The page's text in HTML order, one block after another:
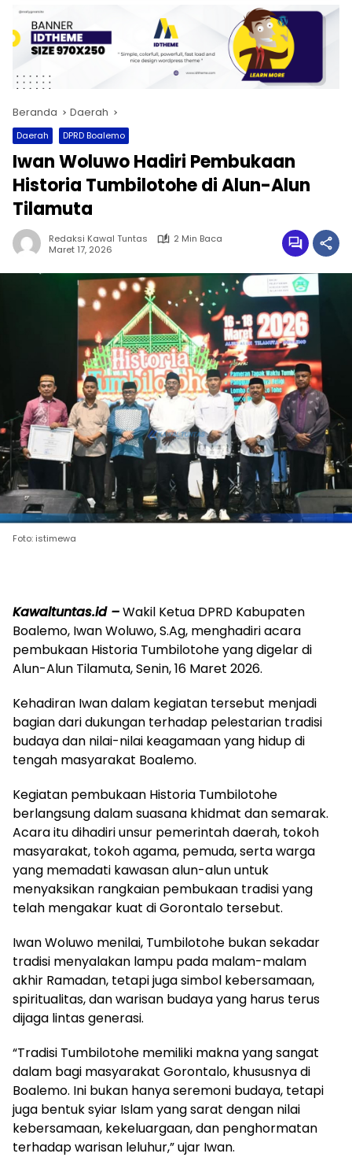
Beranda Daerah
Daerah DPRD Boalemo
Iwan Woluwo Hadiri Pembukaan
Historia Tumbilotohe di Alun-Alun
Tilamuta
Redaksi Kawal Tuntas
2 Min Baca
Maret 17, 2026
Foto: istimewa
Kawaltuntas.id –Wakil Ketua DPRD Kabupaten
Boalemo, Iwan Woluwo, S.Ag, menghadiri acara
pembukaan Historia Tumbilotohe yang digelar di
Alun-Alun Tilamuta, Senin, 16 Maret 2026.
Kehadiran Iwan dalam kegiatan tersebut menjadi
bagian dari dukungan terhadap pelestarian tradisi
budaya dan nilai-nilai keagamaan yang hidup di
tengah masyarakat Boalemo.
Kegiatan pembukaan Historia Tumbilotohe
berlangsung dalam suasana khidmat dan semarak.
Acara itu dihadiri unsur pemerintah daerah, tokoh
masyarakat, tokoh agama, pemuda, serta warga
yang memadati kawasan alun-alun untuk
menyaksikan rangkaian pembukaan tradisi yang
telah mengakar kuat di Gorontalo tersebut.
Iwan Woluwo menilai, Tumbilotohe bukan sekadar
tradisi menyalakan lampu pada malam-malam
akhir Ramadan, tetapi juga simbol kebersamaan,
spiritualitas, dan warisan budaya yang harus terus
dijaga lintas generasi.
“Tradisi Tumbilotohe memiliki makna yang sangat
dalam bagi masyarakat Gorontalo, khususnya di
Boalemo. Ini bukan hanya seremoni budaya, tetapi
juga bentuk syiar Islam yang sarat dengan nilai
kebersamaan, kekeluargaan, dan penghormatan
terhadap warisan leluhur,” ujar Iwan.